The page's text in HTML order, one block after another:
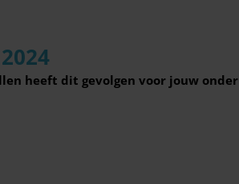
heeft dit gevolgen voor jouw